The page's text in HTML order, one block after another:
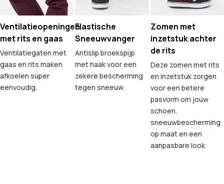
Ventilatieopeningen
met rits en gaas
Ventilatiegaten met
gaas en rits maken
afkoelen super
eenvoudig.
Elastische
Sneeuwvanger
Antislip broekspijp
met haak voor een
zekere bescherming
tegen sneeuw.
Zomen met
inzetstuk achter
de rits
Deze zomen met rits
en inzetstuk zorgen
voor een betere
pasvorm om jouw
schoen,
sneeuwbescherming
op maat en een
aanpasbare look.